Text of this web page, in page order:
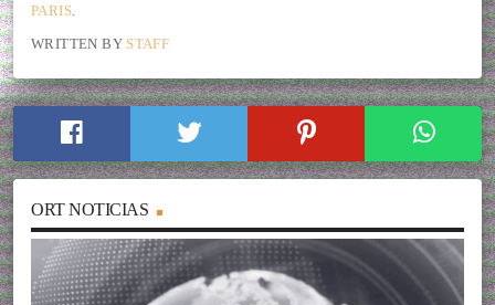
PARIS.
WRITTEN BY STAFF
ORT NOTICIAS